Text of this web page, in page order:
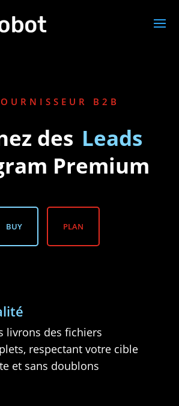
B2B
des Leads
Premium
BUY PLAN
livrons des fichiers
respectant votre cible
et sans doublons